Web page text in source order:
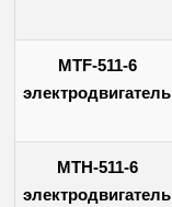
MTF-511-6
электродвигатель
МТН-511-6
электродвигатель